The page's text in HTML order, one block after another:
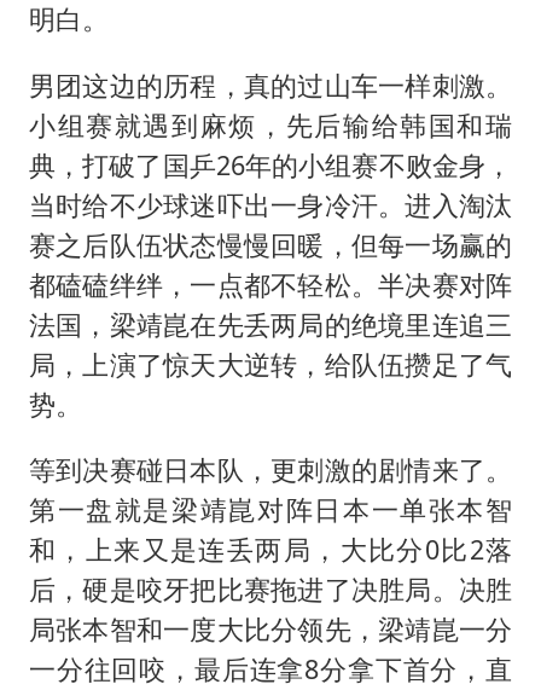
明白。
男团这边的历程，真的过山车一样刺激。
小组赛就遇到麻烦，先后输给韩国和瑞
典，打破了国乒26年的小组赛不败金身，
当时给不少球迷吓出一身冷汗。进入淘汰
赛之后队伍状态慢慢回暖，但每一场赢的
都磕磕绊绊，一点都不轻松。半决赛对阵
法国，梁靖崑在先丢两局的绝境里连追三
局，上演了惊天大逆转，给队伍攒足了气
势。
等到决赛碰日本队，更刺激的剧情来了。
第一盘就是梁靖崑对阵日本一单张本智
和，上来又是连丢两局，大比分0比2落
后，硬是咬牙把比赛拖进了决胜局。决胜
局张本智和一度大比分领先，梁靖崑一分
一分往回咬，最后连拿8分拿下首分，直